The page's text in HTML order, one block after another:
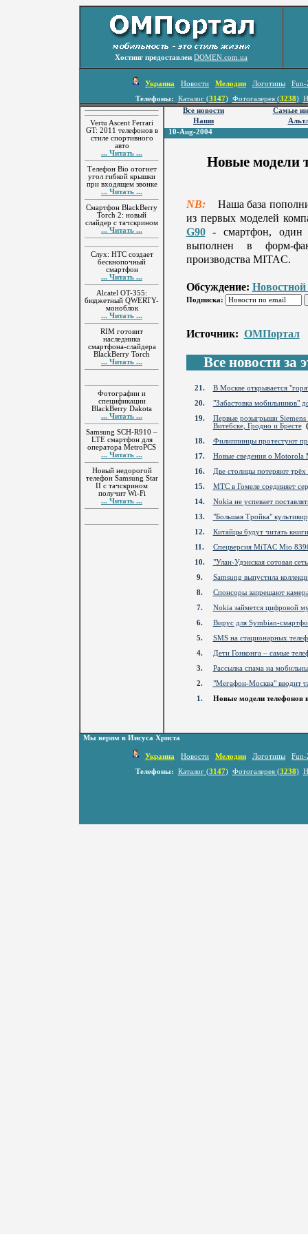
Хостинг предоставлен DOMEN.com.ua
Украина Новости Мелодии Логотипы
Fun-
Телефоны:
Каталог (3147) Фотогалерея (3238)
Vertu Ascent Ferrari
GT: 2011 телефонов в
стиле спортивного
авто
... Читать ...
Телефон Bio отогнет
угол гибкой крышки
при входящем звонке
... Читать ...
Смартфон BlackBerry
Torch 2: новый
слайдер с тачскрином
... Читать ...
Слух: HTC создает
бескнопочный
смартфон
... Читать ...
Alcatel OT-355:
бюджетный QWERTY-
моноблок
... Читать ...
RIM готовит
наследника
смартфона-слайдера
BlackBerry Torch
... Читать ...
Фотографии и
спецификации
BlackBerry Dakota
... Читать ...
Samsung SCH-R910 –
LTE смартфон для
оператора MetroPCS
... Читать ...
Новый недорогой
телефон Samsung Star
II с тачскрином
получит Wi-Fi
... Читать ...
Все новости
Самые
Наши
10-Aug-2004
Новые модели
NB:
Наша база
из первых моделей
G90- смартфон, один
выполнен в форм-
производства MITAC.
Обсуждение:
Подписка:
Источник: ОМПортал
Все новости за
21.
В Москве открывается
20.
"Забастовка мобильников"
19.
Первые розыгрыши Siemens
Витебске, Гродно и Бресте(
18.
Филиппинцы протестуют
17.
Новые сведения о Motorola
16.
Две столицы потеряют
15.
МТС в Гомеле соединяет
14.
Nokia не успевает
13.
"Большая Тройка"
12.
Китайцы будут читать
11.
Спецверсия MiTAC Mio
10.
"Улан-Удэнская сотовая
9.
Samsung выпустила
8.
Спонсоры запрещают
7.
Nokia займется цифровой
6.
Вирус для Symbian-
5.
SMS на стационарных
4.
Дети Гонконга – самые
3.
Рассылка спама на
2.
"Мегафон-Москва" вводит
1.
Новые модели телефонов
Мы верим в Иисуса Христа
Украина Новости Мелодии Логотипы
Fun-
Телефоны:
Каталог (3147) Фотогалерея (3238)